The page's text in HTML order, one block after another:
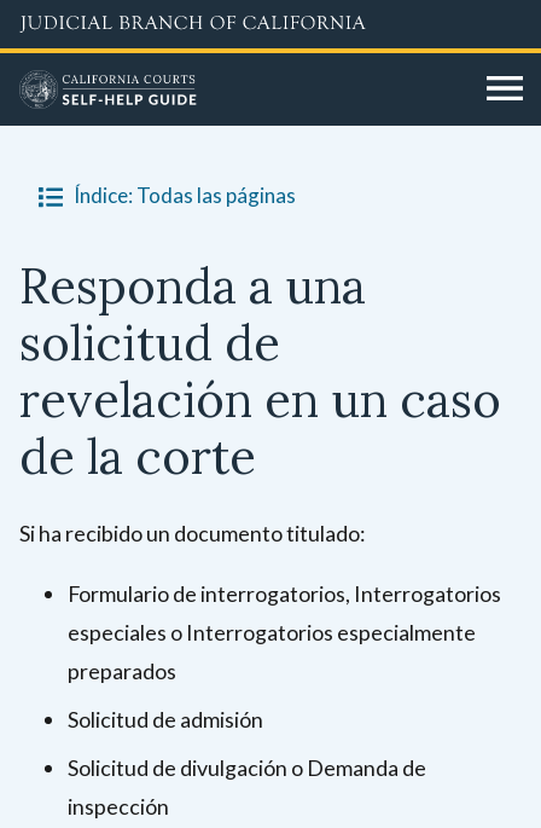
Skip
to
main
content
Índice: Todas las páginas
Responda a una
solicitud de
revelación en un caso
de la corte
Si ha recibido un documento titulado:
Formulario de interrogatorios, Interrogatorios
especiales o Interrogatorios especialmente
preparados
Solicitud de admisión
Solicitud de divulgación o Demanda de
inspección